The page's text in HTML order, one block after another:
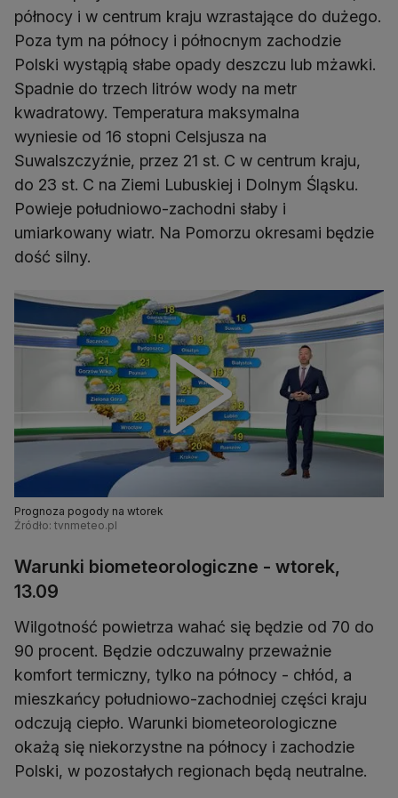
północy i w centrum kraju wzrastające do dużego.
Poza tym na północy i północnym zachodzie
Polski wystąpią słabe opady deszczu lub mżawki.
Spadnie do trzech litrów wody na metr
kwadratowy. Temperatura maksymalna
wyniesie od 16 stopni Celsjusza na
Suwalszczyźnie, przez 21 st. C w centrum kraju,
do 23 st. C na Ziemi Lubuskiej i Dolnym Śląsku.
Powieje południowo-zachodni słaby i
umiarkowany wiatr. Na Pomorzu okresami będzie
dość silny.
Prognoza pogody na wtorek
Źródło: tvnmeteo.pl
Warunki biometeorologiczne - wtorek,
13.09
Wilgotność powietrza wahać się będzie od 70 do
90 procent. Będzie odczuwalny przeważnie
komfort termiczny, tylko na północy - chłód, a
mieszkańcy południowo-zachodniej części kraju
odczują ciepło. Warunki biometeorologiczne
okażą się niekorzystne na północy i zachodzie
Polski, w pozostałych regionach będą neutralne.